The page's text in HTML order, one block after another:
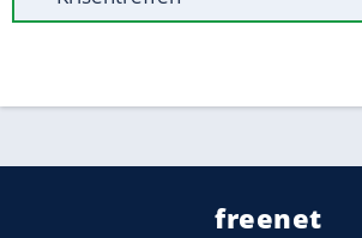
freenet